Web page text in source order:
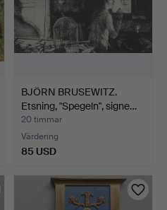
BJÖRN BRUSEWITZ.
Etsning, "Spegeln", signe…
20 timmar
Värdering
85 USD